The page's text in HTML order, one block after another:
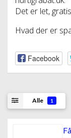
Det er let,
Hvad der er
Facebook
Alle 1